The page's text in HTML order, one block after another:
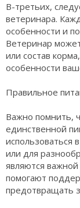
В-третьих,
ветеринара.
особенности и
Ветеринар
или состав
особенности
Правильное
Важно помнить,
единственной
использоваться
или для
являются
помогают
предотвращать